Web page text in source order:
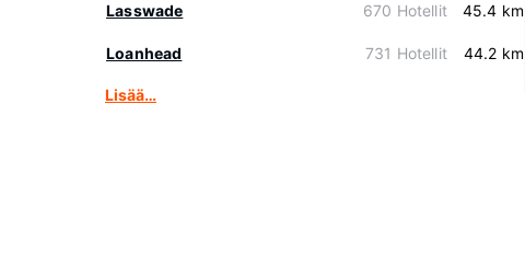
Lasswade 670 Hotellit 45.4 km
Loanhead 731 Hotellit 44.2 km
Lisää…